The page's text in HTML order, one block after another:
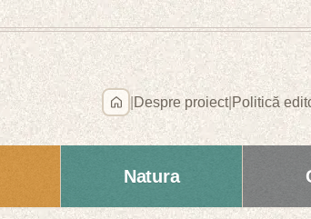
Despre proiect| Politică
Natura